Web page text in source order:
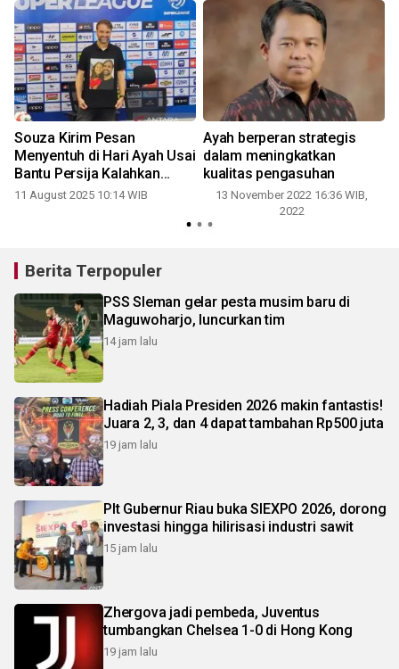
Souza Kirim Pesan
Menyentuh di Hari Ayah Usai
Bantu Persija Kalahkan
Persita
11 August 2025 10:14 WIB
Ayah berperan strategis
dalam meningkatkan
kualitas pengasuhan
13 November 2022 16:36 WIB,
2022
Berita Terpopuler
PSS Sleman gelar pesta musim baru di
Maguwoharjo, luncurkan tim
14 jam lalu
Hadiah Piala Presiden 2026 makin fantastis!
Juara 2, 3, dan 4 dapat tambahan Rp500 juta
19 jam lalu
Plt Gubernur Riau buka SIEXPO 2026, dorong
investasi hingga hilirisasi industri sawit
15 jam lalu
Zhergova jadi pembeda, Juventus
tumbangkan Chelsea 1-0 di Hong Kong
19 jam lalu